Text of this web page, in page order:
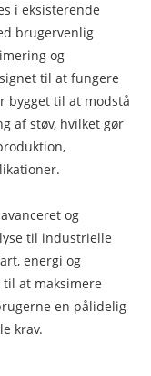
i eksisterende
brugervenlig
og
til at fungere
bygget til at modstå
af støv, hvilket gør
og
til industrielle
energi og
at maksimere
en pålidelig
krav.